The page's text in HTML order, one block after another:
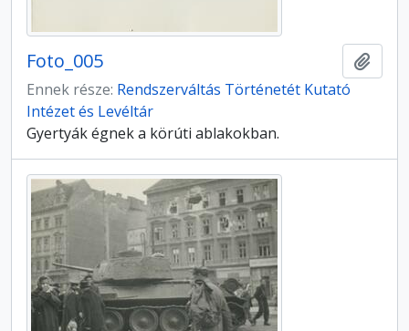
Foto_005
Ennek része: Rendszerváltás Történetét Kutató
Intézet és Levéltár
Gyertyák égnek a körúti ablakokban.